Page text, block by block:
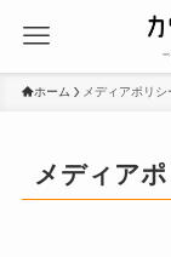
ホーム メディアポリシ
メディア